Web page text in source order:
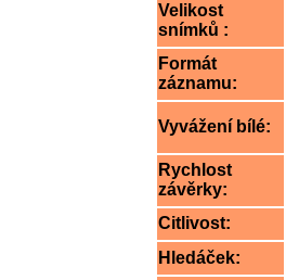
Velikost
snímků :
Formát
záznamu:
Vyvážení bílé:
Rychlost
závěrky:
Citlivost:
Hledáček: